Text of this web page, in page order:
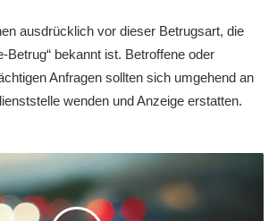
ausdrücklich vor dieser Betrugsart, die
Betrug“ bekannt ist. Betroffene oder
Anfragen sollten sich umgehend an
wenden und Anzeige erstatten.